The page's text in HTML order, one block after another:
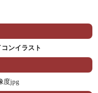
ンイラスト
度jpg